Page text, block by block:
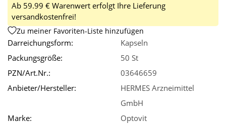
Ab 59.99 € Warenwert erfolgt Ihre Lieferung
versandkostenfrei!
Zu meiner Favoriten-Liste hinzufügen
Darreichungsform:
Kapseln
Packungsgröße:
50 St
PZN/Art.Nr.:
03646659
Anbieter/Hersteller:
HERMES Arzneimittel
GmbH
Marke:
Optovit